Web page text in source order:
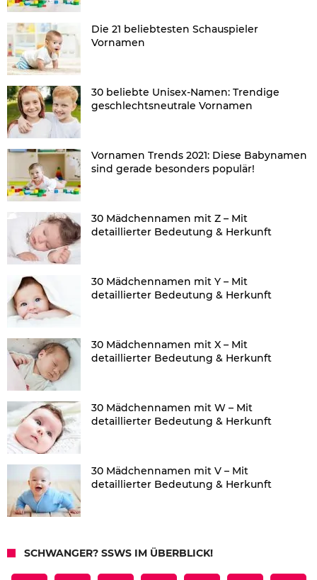
Die 21 beliebtesten Schauspieler
Vornamen
30 beliebte Unisex-Namen: Trendige
geschlechtsneutrale Vornamen
Vornamen Trends 2021: Diese Babynamen
sind gerade besonders populär!
30 Mädchennamen mit Z – Mit
detaillierter Bedeutung & Herkunft
30 Mädchennamen mit Y – Mit
detaillierter Bedeutung & Herkunft
30 Mädchennamen mit X – Mit
detaillierter Bedeutung & Herkunft
30 Mädchennamen mit W – Mit
detaillierter Bedeutung & Herkunft
30 Mädchennamen mit V – Mit
detaillierter Bedeutung & Herkunft
SCHWANGER? SSWS IM ÜBERBLICK!